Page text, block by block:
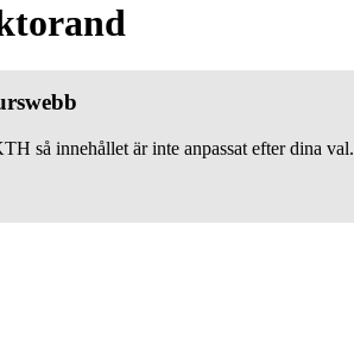
så innehållet är inte anpassat efter dina val.